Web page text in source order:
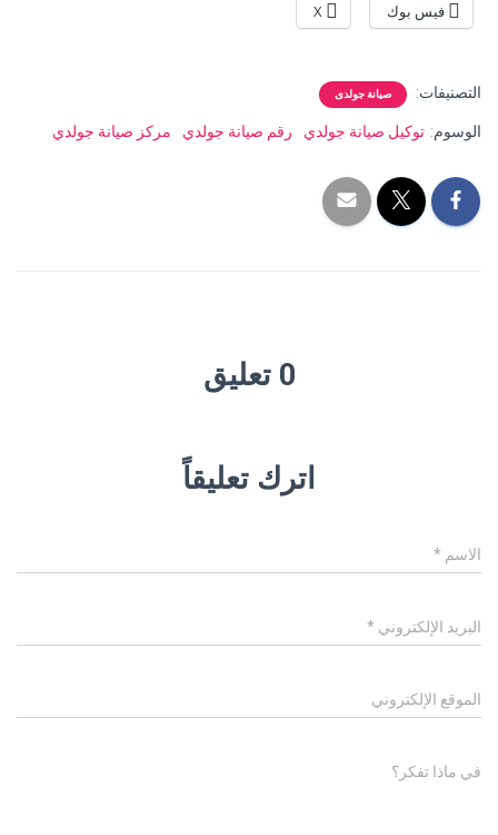
فيس بوك X
التصنيفات: صيانة جولدى
الوسوم: توكيل صيانة جولدي رقم صيانة جولدي مركز صيانة جولدي
0 تعليق
اترك تعليقاً
الاسم *
البريد الإلكتروني *
الموقع الإلكتروني
في ماذا تفكر؟